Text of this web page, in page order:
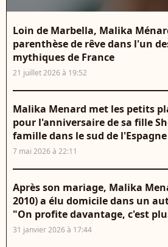
Loin de Marbella, Malika
parenthèse de rêve dans l'un
mythiques de France
21 juillet 2026 à 19:52
Malika Menard met les petits
pour l'anniversaire de sa fille
famille dans le sud de l'Espagne
7 mai 2026 à 22:11
Après son mariage, Malika
2010) a élu domicile dans un
"On profite davantage, c'est
31 janvier 2026 à 17:44